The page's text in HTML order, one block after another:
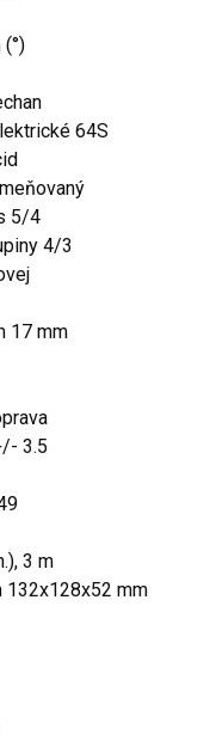
64S
5/4
4/3
17 mm
3.5
3 m
132x128x52 mm